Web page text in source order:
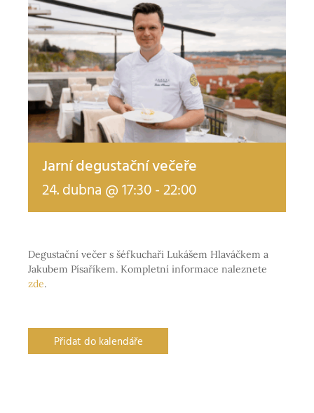
Jarní degustační večeře
24. dubna @ 17:30-22:00
Degustační večer s šéfkuchaři Lukášem Hlaváčkem a
Jakubem Písaříkem. Kompletní informace naleznete
zde.
Přidat do kalendáře